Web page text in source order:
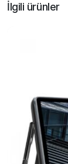
İlgili ürünler